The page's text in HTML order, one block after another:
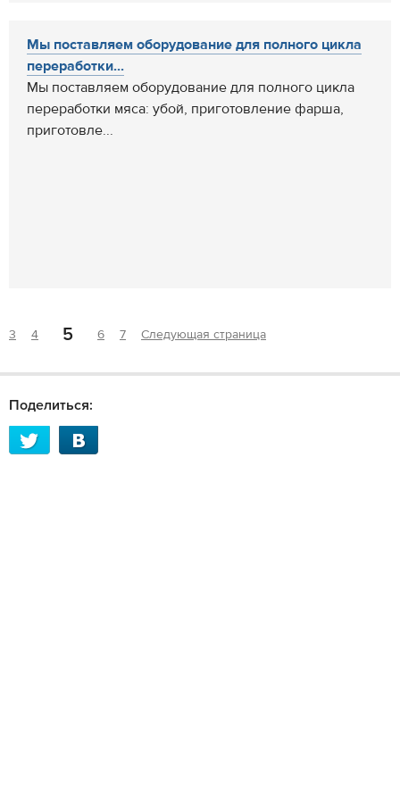
Мы поставляем оборудование для полного цикла
переработки...
Мы поставляем оборудование для полного цикла
переработки мяса: убой, приготовление фарша,
приготовле...
3 4 5 6 7 Следующая страница
Поделиться: